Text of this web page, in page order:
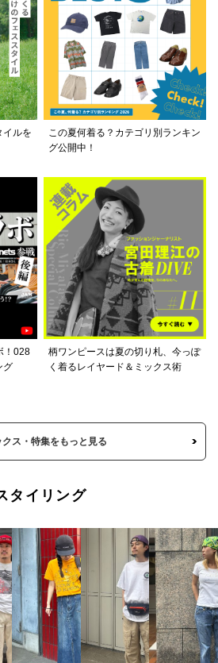
イルを
この夏何着る？カテゴリ別ランキン
グ公開中！
！028
グ
柄ワンピースは夏の切り札、今っぽ
く着るレイヤード＆ミックス術
クス・特集をもっと見る
タイリング